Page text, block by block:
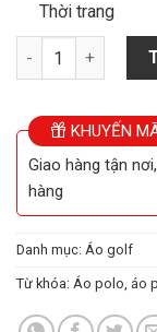
Thời trang
ÁO CAO CẤP
KHUYẾN
Giao hàng tận
hàng
Danh mục: Áo golf
Từ khóa: Áo polo, áo